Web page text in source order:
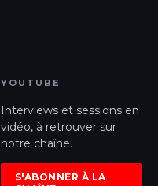
YOUTUBE
Interviews et sessions en
vidéo, à retrouver sur
notre chaîne.
S'ABONNER À LA